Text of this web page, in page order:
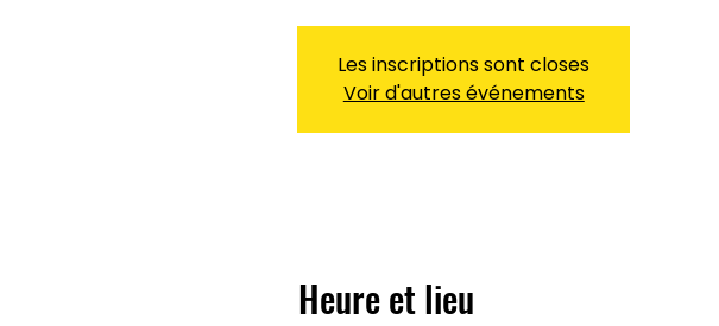
Les inscriptions sont closes
Voir d'autres événements
Heure et lieu